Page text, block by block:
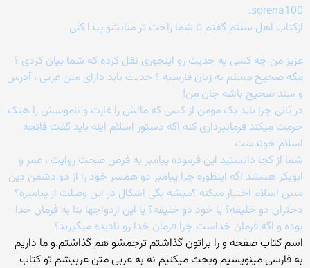
sorena100:
ازکتاب اهل سنتم گفتم تا شما راحت تر منابشو پیدا کنی
عزیز من چه کسی یه حدیث رو اینجوری نقل کرده که شما بیان کردی ؟
مگه صحیح مسلم به زبان فارسیه ؟ حدیث باید دارای متن عربی ، آدرس
و سند صحیح باشه جان من!
در ثانی چرا باید یک مومن از کسی که مالش را غارت و ناموسش را هتک
حرمت میکند فرمانبرداری کنه اگه دستور اسلام اینه باید گفت فاتحه
اسلام خوندست
شما از کجا دانستید این فرموده پیامبر به فرض صحت روایت ، عمر و
ابوبکر هستند اگه اینطوره چرا پیامبر دو همسر خود را از دو دشمن دین
مبین اسلام اختیار میکنه ؟میشه بگی اشکال در این وصلت از پیامبره؟
دختران دو خلیفه؟ یا خود دو خلیفه؟ یا این ازدواجها بنا به فرمان خدا
بوده و اگه فرمان خداست چرا فرمان خدا رو نادیده میگیرید؟
اسم کتاب صفحه و را براتون گذاشتم ترجمشو هم گذاشتم.و ما داریم
به فارسی مینویسیم وبحث میکنیم نه به عربی متن عربیشم تو کتاب